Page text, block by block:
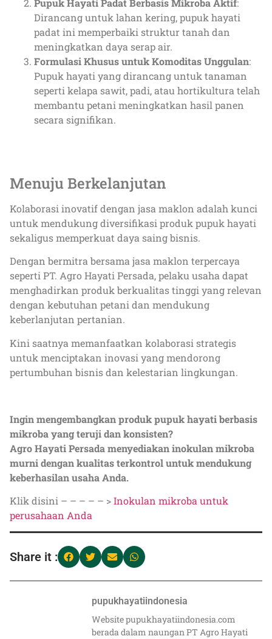
Dirancang untuk lahan kering, pupuk hayati
padat ini memperbaiki struktur tanah dan
meningkatkan daya serap air.
Formulasi Khusus untuk Komoditas Unggulan:
Pupuk hayati yang dirancang untuk tanaman
seperti kelapa sawit, padi, atau hortikultura telah
membantu petani meningkatkan hasil panen
secara signifikan.
Menuju Berkelanjutan
Kolaborasi inovatif dengan jasa maklon adalah kunci
untuk mendukung diversifikasi produk pupuk hayati
sekaligus memperkuat daya saing bisnis.
Dengan bermitra bersama jasa maklon terpercaya
seperti PT. Agro Hayati Persada, pelaku usaha dapat
menghadirkan produk berkualitas tinggi yang relevan
dengan kebutuhan petani dan mendukung
keberlanjutan pertanian.
Kini saatnya memanfaatkan kolaborasi strategis
untuk menciptakan inovasi yang mendorong
pertumbuhan bisnis dan kelestarian lingkungan.
Ingin mengembangkan produk pupuk hayati berbasis
mikroba yang teruji dan konsisten?
Agro Hayati Persada menyediakan inokulan mikroba
murni dengan kualitas terkontrol untuk mendukung
keberhasilan usaha Anda.
Klik disini – – – – – >Inokulan mikroba untuk
perusahaan Anda
Share it :
pupukhayatiindonesia
Website pupukhayatiindonesia.com
berada dalam naungan PT Agro Hayati